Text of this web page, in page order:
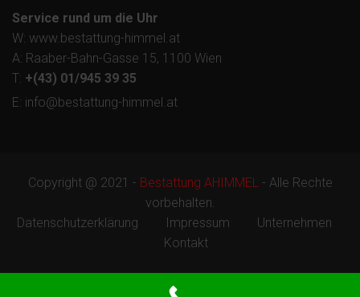
Service rund um die Uhr
W: www.bestattung-himmel.at
A: Raaber-Bahn-Gasse 15, 1100 Wien
T: +(43) 01/945 39 35
E: info@bestattung-himmel.at
Copyright @ 2021 - Bestattung AHIMMEL- Alle Rechte
vorbehalten.
Datenschutzerklärung
Impressum
Unternehmen
Kontakt